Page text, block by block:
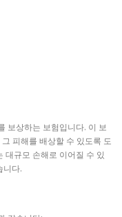
보상하는 보험입니다. 이 보
피해를 배상할 수 있도록 도
대규모 손해로 이어질 수 있
니다.